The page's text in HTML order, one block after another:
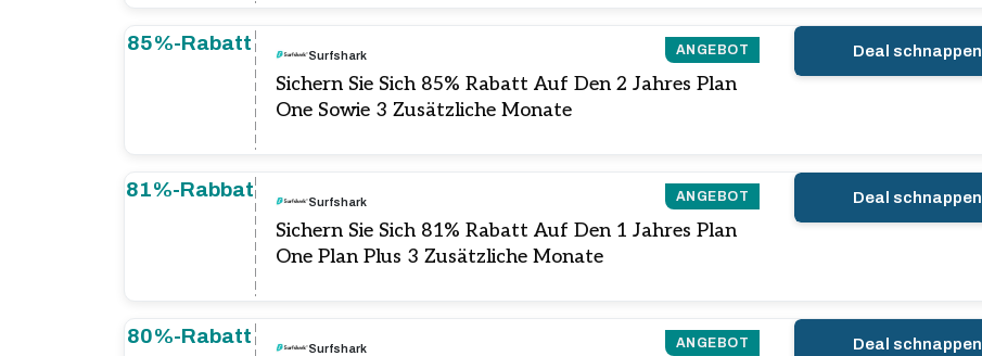
85%-Rabatt ANGEBOT
Surfshark
Sichern Sie Sich 85% Rabatt Auf Den 2 Jahres Plan
One Sowie 3 Zusätzliche Monate
Deal schnappen
81%-Rabbat ANGEBOT
Surfshark
Sichern Sie Sich 81% Rabatt Auf Den 1 Jahres Plan
One Plan Plus 3 Zusätzliche Monate
Deal schnappen
80%-Rabatt ANGEBOT
Surfshark Deal schnappen